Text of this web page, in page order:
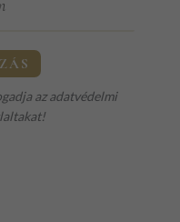
azadatvédelmi